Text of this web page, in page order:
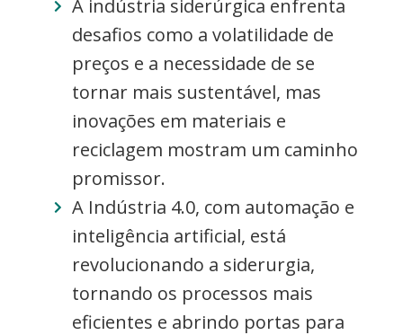
A indústria siderúrgica enfrenta
desafios como a volatilidade de
preços e a necessidade de se
tornar mais sustentável, mas
inovações em materiais e
reciclagem mostram um caminho
promissor.
A Indústria 4.0, com automação e
inteligência artificial, está
revolucionando a siderurgia,
tornando os processos mais
eficientes e abrindo portas para